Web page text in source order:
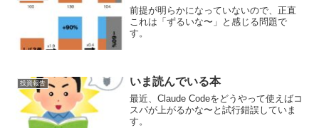
前提が明らかになっていないので、正直
これは「ずるいな〜」と感じる問題で
す。
投資報告 いま読んでいる本
最近、Claude Codeをどうやって使えばコ
スパが上がるかな〜と試行錯誤していま
す。